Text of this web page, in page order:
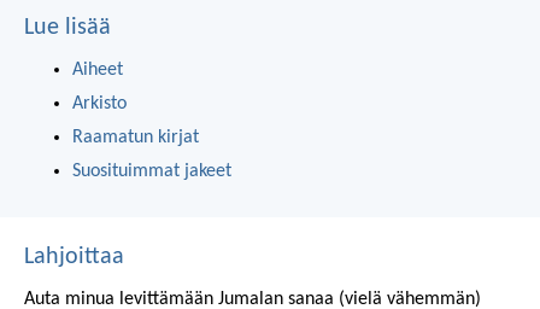
Lue lisää
Aiheet
Arkisto
Raamatun kirjat
Suosituimmat jakeet
Lahjoittaa
Auta minua levittämään Jumalan sanaa (vielä vähemmän)